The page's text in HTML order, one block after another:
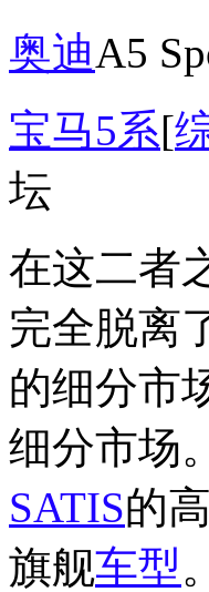
奥迪A5
宝马5系[
坛
在这二者
完全脱离
的细分市
细分市场
SATIS的
旗舰车型